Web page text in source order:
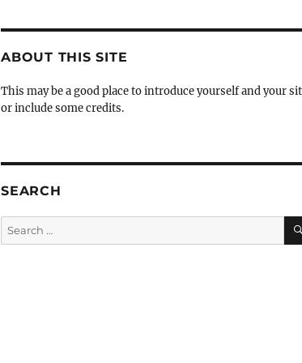
ABOUT THIS SITE
This may be a good place to introduce yourself and your
or include some credits.
SEARCH
Search
for: